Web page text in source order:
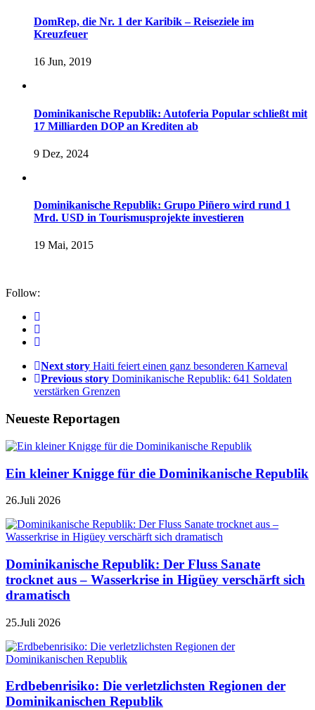
DomRep, die Nr. 1 der Karibik – Reiseziele im
Kreuzfeuer
16 Jun, 2019
Dominikanische Republik: Autoferia Popular schließt mit
17 Milliarden DOP an Krediten ab
9 Dez, 2024
Dominikanische Republik: Grupo Piñero wird rund 1
Mrd. USD in Tourismusprojekte investieren
19 Mai, 2015
Follow:
Next story Haiti feiert einen ganz besonderen Karneval
Previous story Dominikanische Republik: 641 Soldaten
verstärken Grenzen
Neueste Reportagen
Ein kleiner Knigge für die Dominikanische Republik
26.Juli 2026
Dominikanische Republik: Der Fluss Sanate
trocknet aus – Wasserkrise in Higüey verschärft sich
dramatisch
25.Juli 2026
Erdbebenrisiko: Die verletzlichsten Regionen der
Dominikanischen Republik